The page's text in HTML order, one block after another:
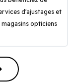
d'ajustages et
opticiens